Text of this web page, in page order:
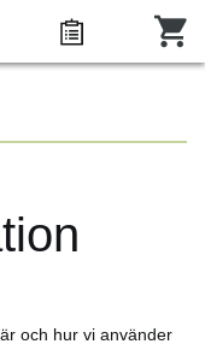
och hur vi använder